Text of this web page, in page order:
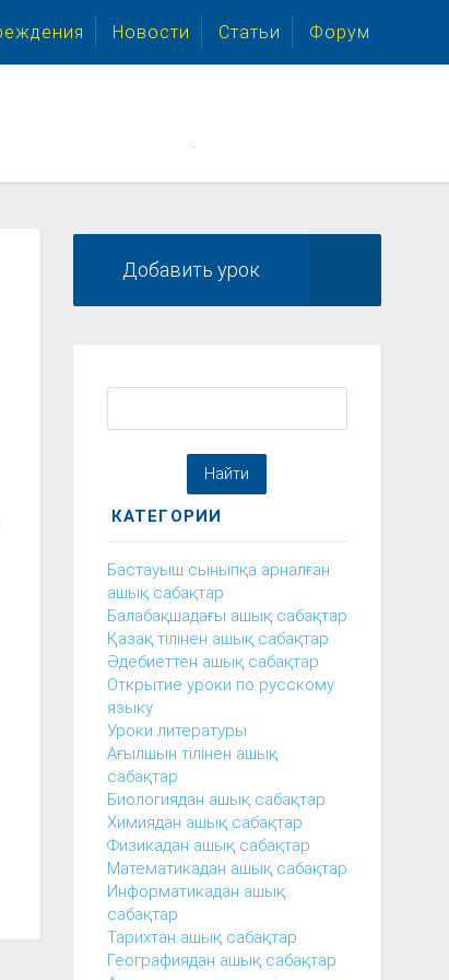
Новости Статьи Форум
Добавить урок
КАТЕГОРИИ
Бастауыш сыныпқа арналған
ашық сабақтар
Балабақшадағы ашық сабақтар
Қазақ тілінен ашық сабақтар
Әдебиеттен ашық сабақтар
Открытие уроки по русскому
языку
Уроки литературы
Ағылшын тілінен ашық
сабақтар
Биологиядан ашық сабақтар
Химиядан ашық сабақтар
Физикадан ашық сабақтар
Математикадан ашық сабақтар
Информатикадан ашық
сабақтар
Тарихтан ашық сабақтар
Географиядан ашық сабақтар
.